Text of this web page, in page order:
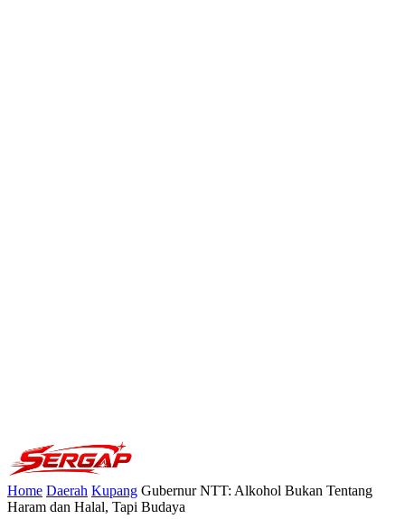
Home Daerah Kupang Gubernur NTT: Alkohol Bukan Tentang
Haram dan Halal, Tapi Budaya